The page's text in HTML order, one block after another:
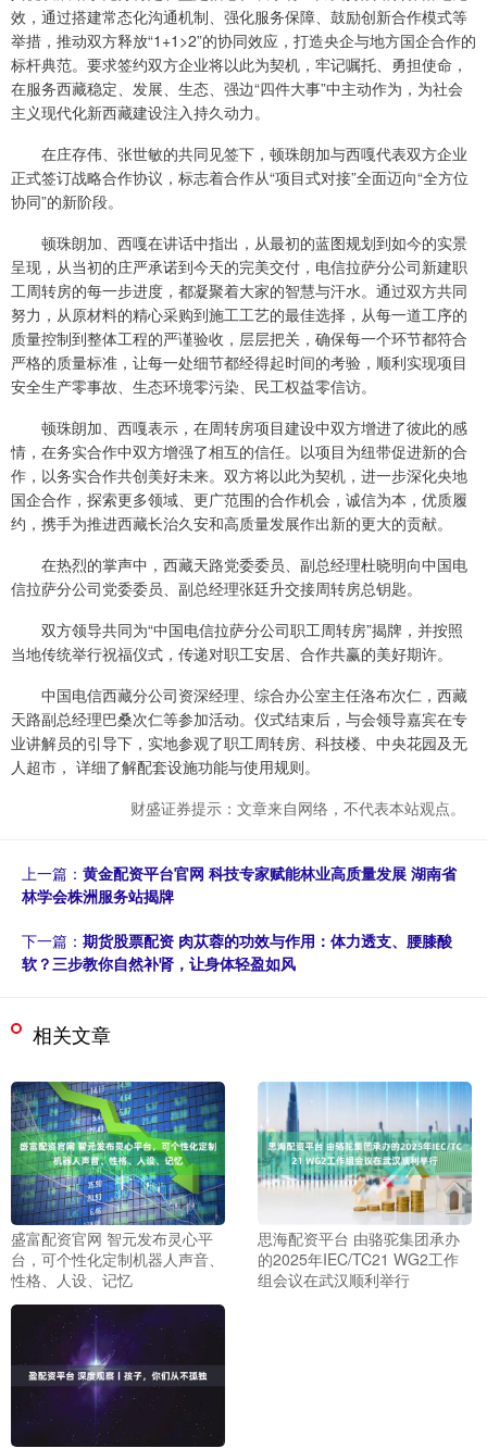
效，通过搭建常态化沟通机制、强化服务保障、鼓励创新合作模式等
举措，推动双方释放“1+1>2”的协同效应，打造央企与地方国企合作的
标杆典范。要求签约双方企业将以此为契机，牢记嘱托、勇担使命，
在服务西藏稳定、发展、生态、强边“四件大事”中主动作为，为社会
主义现代化新西藏建设注入持久动力。
在庄存伟、张世敏的共同见签下，顿珠朗加与西嘎代表双方企业
正式签订战略合作协议，标志着合作从“项目式对接”全面迈向“全方位
协同”的新阶段。
顿珠朗加、西嘎在讲话中指出，从最初的蓝图规划到如今的实景
呈现，从当初的庄严承诺到今天的完美交付，电信拉萨分公司新建职
工周转房的每一步进度，都凝聚着大家的智慧与汗水。通过双方共同
努力，从原材料的精心采购到施工工艺的最佳选择，从每一道工序的
质量控制到整体工程的严谨验收，层层把关，确保每一个环节都符合
严格的质量标准，让每一处细节都经得起时间的考验，顺利实现项目
安全生产零事故、生态环境零污染、民工权益零信访。
顿珠朗加、西嘎表示，在周转房项目建设中双方增进了彼此的感
情，在务实合作中双方增强了相互的信任。以项目为纽带促进新的合
作，以务实合作共创美好未来。双方将以此为契机，进一步深化央地
国企合作，探索更多领域、更广范围的合作机会，诚信为本，优质履
约，携手为推进西藏长治久安和高质量发展作出新的更大的贡献。
在热烈的掌声中，西藏天路党委委员、副总经理杜晓明向中国电
信拉萨分公司党委委员、副总经理张廷升交接周转房总钥匙。
双方领导共同为“中国电信拉萨分公司职工周转房”揭牌，并按照
当地传统举行祝福仪式，传递对职工安居、合作共赢的美好期许。
中国电信西藏分公司资深经理、综合办公室主任洛布次仁，西藏
天路副总经理巴桑次仁等参加活动。仪式结束后，与会领导嘉宾在专
业讲解员的引导下，实地参观了职工周转房、科技楼、中央花园及无
人超市， 详细了解配套设施功能与使用规则。
财盛证券提示：文章来自网络，不代表本站观点。
上一篇： 黄金配资平台官网 科技专家赋能林业高质量发展 湖南省
林学会株洲服务站揭牌
下一篇： 期货股票配资 肉苁蓉的功效与作用：体力透支、腰膝酸
软？三步教你自然补肾，让身体轻盈如风
相关文章
盛富配资官网 智元发布灵心平
台，可个性化定制机器人声音、
性格、人设、记忆
思海配资平台 由骆驼集团承办
的2025年IEC/TC21 WG2工作
组会议在武汉顺利举行